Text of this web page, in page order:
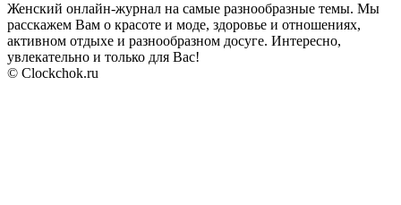
Женский онлайн-журнал на самые разнообразные темы. Мы
расскажем Вам о красоте и моде, здоровье и отношениях,
активном отдыхе и разнообразном досуге. Интересно,
увлекательно и только для Вас!
© Clockchok.ru